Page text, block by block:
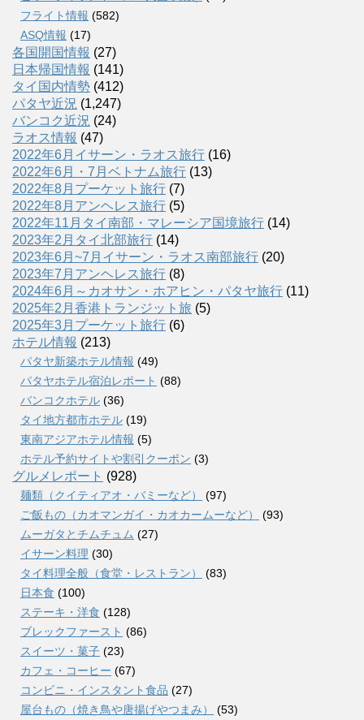
フライト情報 (582)
ASQ情報 (17)
各国開国情報 (27)
日本帰国情報 (141)
タイ国内情勢 (412)
パタヤ近況 (1,247)
バンコク近況 (24)
ラオス情報 (47)
2022年6月イサーン・ラオス旅行 (16)
2022年6月・7月ベトナム旅行 (13)
2022年8月プーケット旅行 (7)
2022年8月アンヘレス旅行 (5)
2022年11月タイ南部・マレーシア国境旅行 (14)
2023年2月タイ北部旅行 (14)
2023年6月~7月イサーン・ラオス南部旅行 (20)
2023年7月アンヘレス旅行 (8)
2024年6月～カオサン・ホアヒン・パタヤ旅行 (11)
2025年2月香港トランジット旅 (5)
2025年3月プーケット旅行 (6)
ホテル情報 (213)
パタヤ新築ホテル情報 (49)
パタヤホテル宿泊レポート (88)
バンコクホテル (36)
タイ地方都市ホテル (19)
東南アジアホテル情報 (5)
ホテル予約サイトや割引クーポン (3)
グルメレポート (928)
麺類（クイティアオ・バミーなど）
(97)
ご飯もの（カオマンガイ・カオカームーなど）
(93)
ムーガタとチムチュム (27)
イサーン料理 (30)
タイ料理全般（食堂・レストラン）
(83)
日本食 (100)
ステーキ・洋食 (128)
ブレックファースト (86)
スイーツ・菓子 (23)
カフェ・コーヒー (67)
コンビニ・インスタント食品 (27)
屋台もの（焼き鳥や唐揚げやつまみ）
(53)